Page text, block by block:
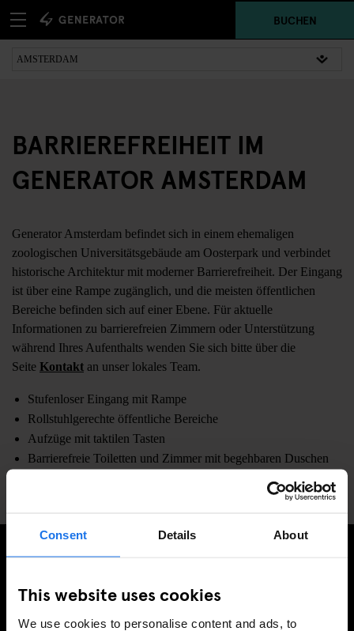
Consent Details About
This website uses cookies
We use cookies to personalise content and ads, to
BUCHEN
BARRIEREFREIHEIT IM
GENERATOR AMSTERDAM
Generator Amsterdam befindet sich in einem ehemaligen
zoologischen Universitätsgebäude am Oosterpark und verbindet
historische Architektur mit moderner Barrierefreiheit. Der Eingang
ist über eine Rampe zugänglich, und die meisten öffentlichen
Bereiche befinden sich auf einer Ebene. Für aktuelle
Informationen zu barrierefreien Zimmern oder Unterstützung
während Ihres Aufenthalts wenden Sie sich bitte über die
Seite Kontakt an unser lokales Team.
Stufenloser Eingang mit Rampe
Rollstuhlgerechte öffentliche Bereiche
Aufzüge mit taktilen Tasten
Barrierefreie Toiletten und Zimmer mit begehbaren Duschen
EXKLUSIVE ANGEBOTE ZU ERHALTEN